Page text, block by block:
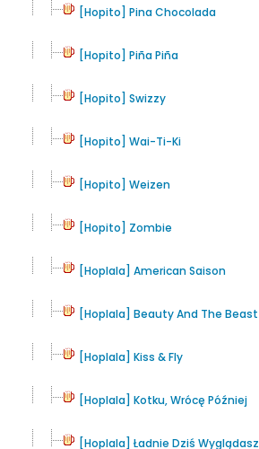
[Hopito] Pina Chocolada
[Hopito] Piña Piña
[Hopito] Swizzy
[Hopito] Wai-Ti-Ki
[Hopito] Weizen
[Hopito] Zombie
[Hoplala] American Saison
[Hoplala] Beauty And The Beast
[Hoplala] Kiss & Fly
[Hoplala] Kotku, Wrócę Później
[Hoplala] Ładnie Dziś Wyglądasz